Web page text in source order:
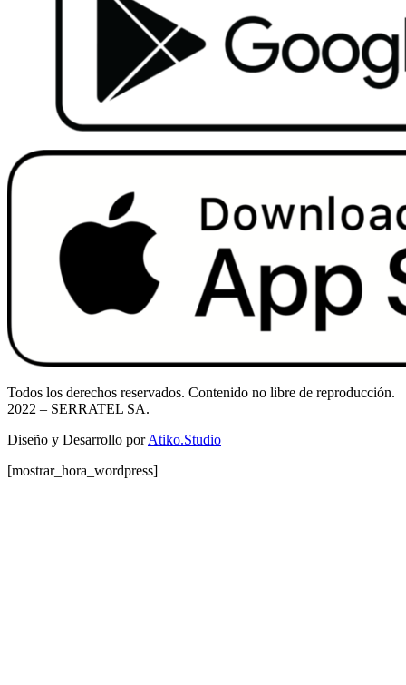
Todos los derechos reservados. Contenido no libre de reproducción.
2022 – SERRATEL SA.
Diseño y Desarrollo porAtiko.Studio
[mostrar_hora_wordpress]